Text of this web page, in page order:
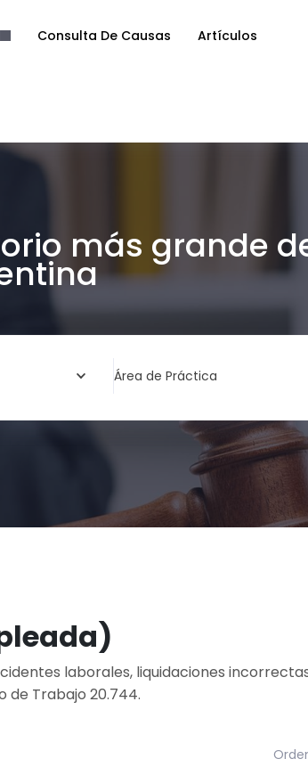
Consulta De Causas Artículos
más grande
Área de Práctica
laborales, liquidaciones
de Trabajo 20.744.